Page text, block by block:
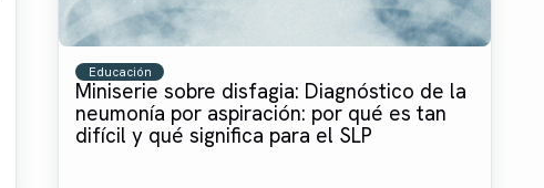
Educación
Miniserie sobre disfagia: Diagnóstico de la
neumonía por aspiración: por qué es tan
difícil y qué significa para el SLP